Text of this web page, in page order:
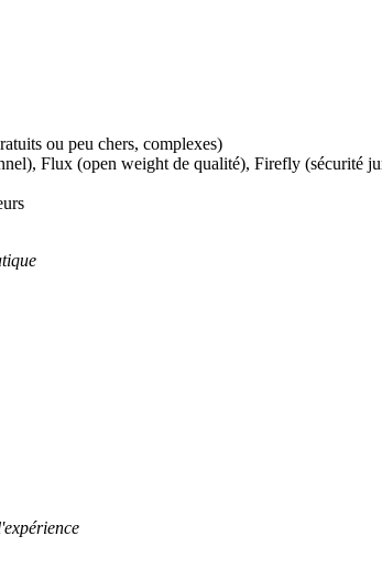
ou peu chers, complexes)
Flux (open weight de qualité), Firefly (sécurité